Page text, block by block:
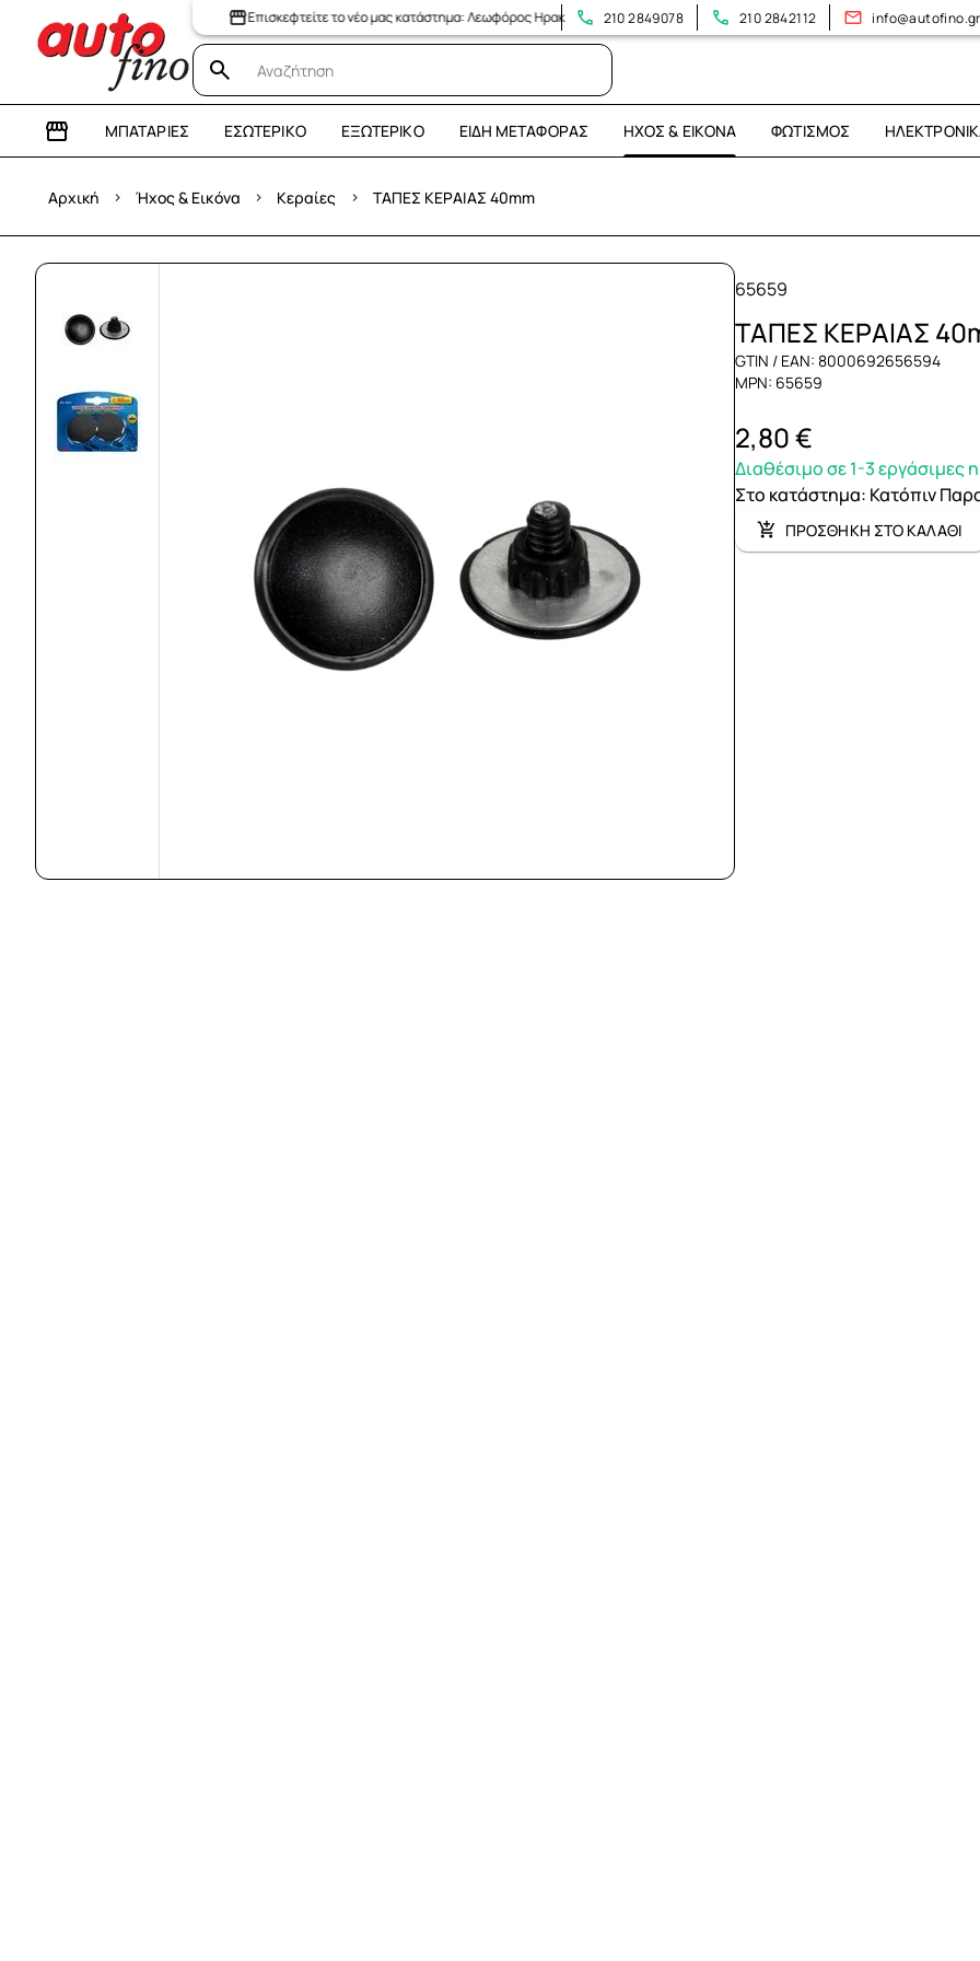
Επισκεφτείτε το νέο μας κατάστημα: Λεωφόρος Ηρακλείου 394! 210 2849078 210 2842112 info@autofino.gr
ΜΠΑΤΑΡΊΕΣ ΕΣΩΤΕΡΙΚΌ ΕΞΩΤΕΡΙΚΌ ΕΊΔΗ ΜΕΤΑΦΟΡΆΣ ΉΧΟΣ & ΕΙΚΌΝΑ ΦΩΤΙΣΜΌΣ
Αρχική › Ήχος & Εικόνα › Κεραίες › ΤΑΠΕΣ ΚΕΡΑΙΑΣ 40mm
65659
ΤΑΠΕΣ ΚΕΡΑΙΑΣ
GTIN / EAN: 8000692656594
MPN: 65659
2,80 €
Διαθέσιμο σε 1-3 εργάσιμες
Στο κατάστημα: Κατόπιν
ΠΡΟΣΘΗΚΗ ΣΤΟ ΚΑΛΑΘΙ